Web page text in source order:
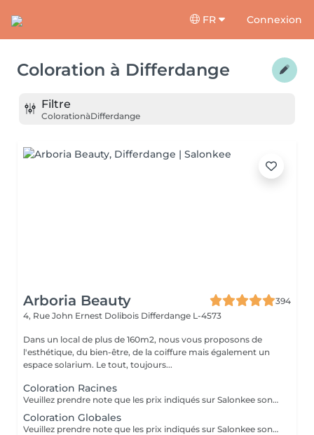
FR Connexion
Coloration à Differdange
Filtre
ColorationàDifferdange
Arboria Beauty
394
4, Rue John Ernest Dolibois Differdange L-4573
Dans un local de plus de 160m2, nous vous proposons de
l'esthétique, du bien-être, de la coiffure mais également un
espace solarium. Le tout, toujours...
Coloration Racines
Veuillez prendre note que les prix indiqués sur Salonkee sont communiqués à titre informatif et s'entendent de base. Ces derniers sont susceptibles de varier selon le diagnostic réalisé à votre arrivée au salon et l'expertise du professionnel à qui vous confiez votre beauté. Dans tous les cas, un devis précis vous sera proposé et toutes réalisations de prestations seront effectuées avec votre accord. Un grand merci d'avance pour votre compréhension. Au plaisir de vous recevoir très vite.
Coloration Globales
Veuillez prendre note que les prix indiqués sur Salonkee sont communiqués à titre informatif et s'entendent de base. Ces derniers sont susceptibles de varier selon le diagnostic réalisé à votre arrivée au salon et l'expertise du professionnel à qui vous confiez votre beauté. Dans tous les cas, un devis précis vous sera proposé et toutes réalisations de prestations seront effectuées avec votre accord. Un grand merci d'avance pour votre compréhension. Au plaisir de vous recevoir très vite.